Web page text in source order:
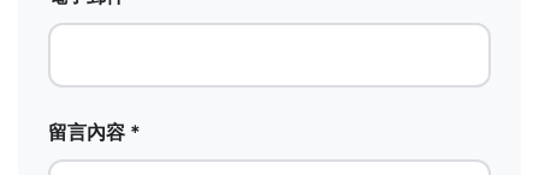
留言內容 *